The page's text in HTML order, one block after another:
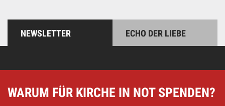
NEWSLETTER ECHO DER LIEBE
WARUM FÜR KIRCHE IN NOT SPENDEN?